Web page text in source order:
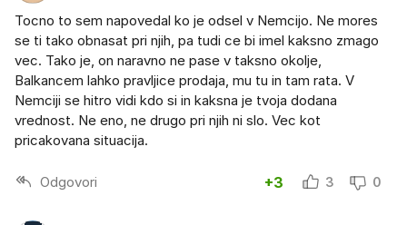
Tocno to sem napovedal ko je odsel v Nemcijo. Ne mores
se ti tako obnasat pri njih, pa tudi ce bi imel kaksno zmago
vec. Tako je, on naravno ne pase v taksno okolje,
Balkancem lahko pravljice prodaja, mu tu in tam rata. V
Nemciji se hitro vidi kdo si in kaksna je tvoja dodana
vrednost. Ne eno, ne drugo pri njih ni slo. Vec kot
pricakovana situacija.
Odgovori +3 3 0